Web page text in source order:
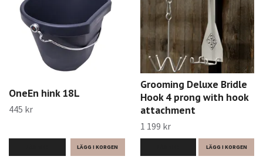
OneEn hink 18L
445 kr
Grooming Deluxe Bridle
Hook 4 prong with hook
attachment
1 199 kr
LÄGG I KORGEN